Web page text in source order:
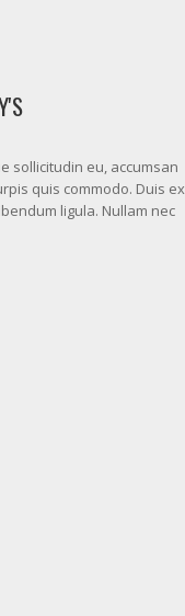
sollicitudin eu, accumsan
quis commodo. Duis ex
ligula. Nullam nec